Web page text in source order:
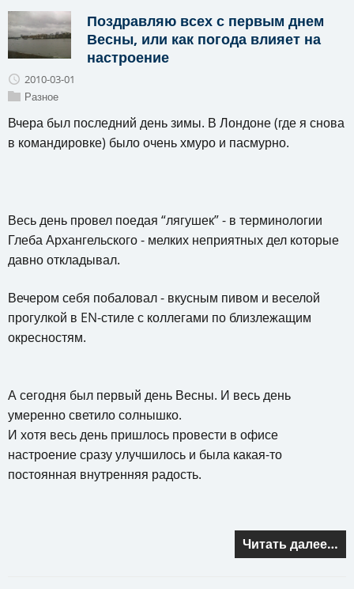
Поздравляю всех с первым днем
Весны, или как погода влияет на
настроение
2010-03-01
Разное
Вчера был последний день зимы. В Лондоне (где я снова
в командировке) было очень хмуро и пасмурно.
Весь день провел поедая “лягушек” - в терминологии
Глеба Архангельского - мелких неприятных дел которые
давно откладывал.
Вечером себя побаловал - вкусным пивом и веселой
прогулкой в EN-стиле с коллегами по близлежащим
окресностям.
А сегодня был первый день Весны. И весь день
умеренно светило солнышко.
И хотя весь день пришлось провести в офисе
настроение сразу улучшилось и была какая-то
постоянная внутренняя радость.
Читать далее…